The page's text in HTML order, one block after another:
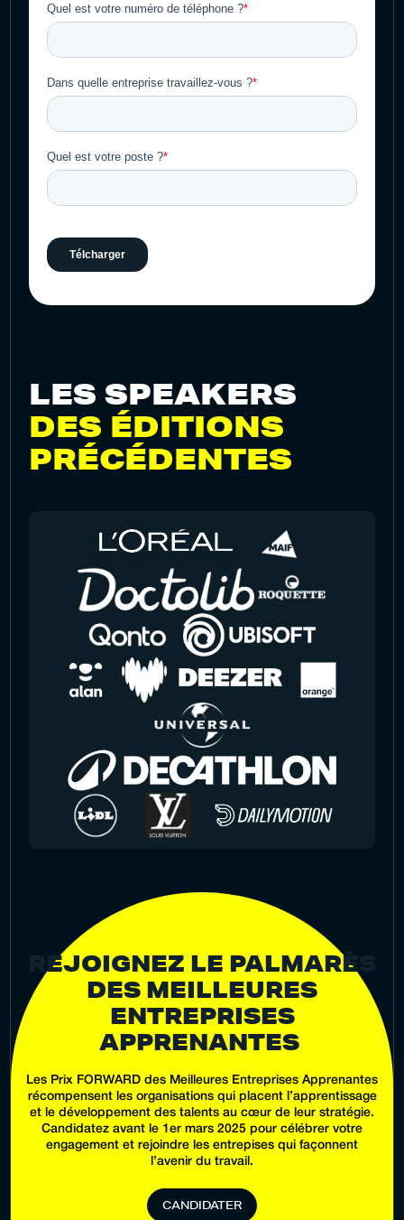
LES SPEAKERS
DES ÉDITIONS
PRÉCÉDENTES
REJOIGNEZ LE PALMARÈS
DES MEILLEURES
ENTREPRISES
APPRENANTES
Les Prix FORWARD des Meilleures Entreprises Apprenantes
récompensent les organisations qui placent l’apprentissage
et le développement des talents au cœur de leur stratégie.
Candidatez avant le 1er mars 2025 pour célébrer votre
engagement et rejoindre les entrepises qui façonnent
l’avenir du travail.
CANDIDATER